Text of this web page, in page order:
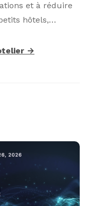
et à réduire
hôtels,…
→